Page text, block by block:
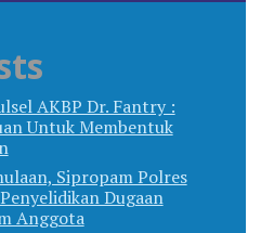
AKBP Dr. Fantry :
Untuk Membentuk
Sipropam Polres
Dugaan
Anggota